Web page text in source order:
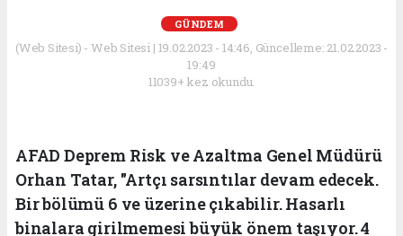
GÜNDEM
(Web Sitesi) - Web Sitesi | 19.02.2023 - 14:46, Güncelleme: 21.02.2023 -
19:49
11039+ kez okundu.
AFAD Deprem Risk ve Azaltma Genel Müdürü
Orhan Tatar, "Artçı sarsıntılar devam edecek.
Bir bölümü 6 ve üzerine çıkabilir. Hasarlı
binalara girilmemesi büyük önem taşıyor. 4